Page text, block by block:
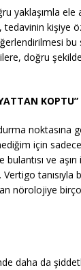
yaklaşımla ele
kişiye
doğru
KOPTU”
için
ve
tanısıyla
nörolojiye
daha da